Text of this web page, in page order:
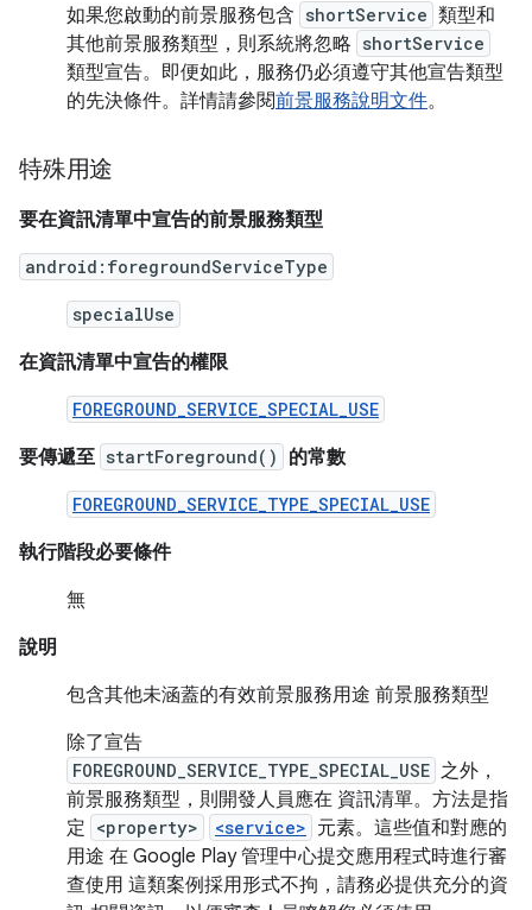
如果您啟動的前景服務包含 shortService 類型和
其他前景服務類型，則系統將忽略 shortService
類型宣告。即便如此，服務仍必須遵守其他宣告類型
的先決條件。詳情請參閱前景服務說明文件。
特殊用途
要在資訊清單中宣告的前景服務類型
android:foregroundServiceType
specialUse
在資訊清單中宣告的權限
FOREGROUND_SERVICE_SPECIAL_USE
要傳遞至 startForeground() 的常數
FOREGROUND_SERVICE_TYPE_SPECIAL_USE
執行階段必要條件
無
說明
包含其他未涵蓋的有效前景服務用途 前景服務類型
除了宣告
FOREGROUND_SERVICE_TYPE_SPECIAL_USE 之外，
前景服務類型，則開發人員應在 資訊清單。方法是指
定 <property> <service> 元素。這些值和對應的
用途 在 Google Play 管理中心提交應用程式時進行審
查使用 這類案例採用形式不拘，請務必提供充分的資